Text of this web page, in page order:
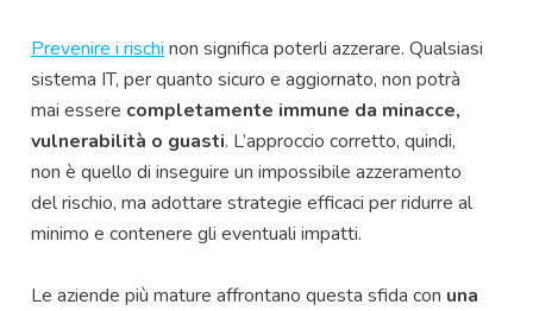
Prevenire i rischi non significa poterli azzerare. Qualsiasi
sistema IT, per quanto sicuro e aggiornato, non potrà
mai essere completamente immune da minacce,
vulnerabilità o guasti. L’approccio corretto, quindi,
non è quello di inseguire un impossibile azzeramento
del rischio, ma adottare strategie efficaci per ridurre al
minimo e contenere gli eventuali impatti.
Le aziende più mature affrontano questa sfida con una